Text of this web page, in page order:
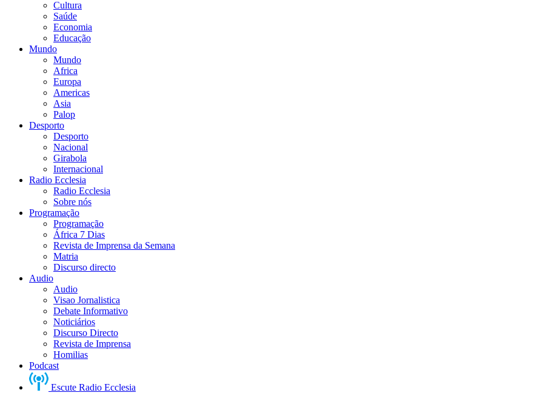
Cultura
Saúde
Economia
Educação
Mundo
Mundo
Africa
Europa
Americas
Asia
Palop
Desporto
Desporto
Nacional
Girabola
Internacional
Radio Ecclesia
Radio Ecclesia
Sobre nós
Programação
Programação
África 7 Dias
Revista de Imprensa da Semana
Matria
Discurso directo
Audio
Audio
Visao Jornalistica
Debate Informativo
Noticiários
Discurso Directo
Revista de Imprensa
Homilias
Podcast
Escute Radio Ecclesia